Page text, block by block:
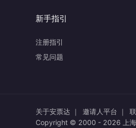
新手指引
注册指引
常见问题
关于安票达 ｜ 邀请人平台 ｜
Copyright © 2000 - 2026 上